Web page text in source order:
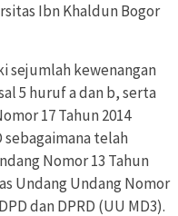
Ibn Khaldun Bogor
sejumlah kewenangan
5 huruf a dan b, serta
17 Tahun 2014
sebagaimana telah
Nomor 13 Tahun
Undang Undang Nomor
dan DPRD (UU MD3).